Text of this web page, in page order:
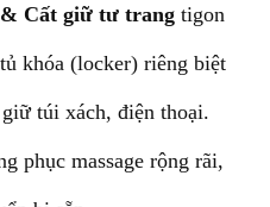
Cất giữ tư trang tigon
khóa (locker) riêng biệt
túi xách, điện thoại.
phục massage rộng rãi,